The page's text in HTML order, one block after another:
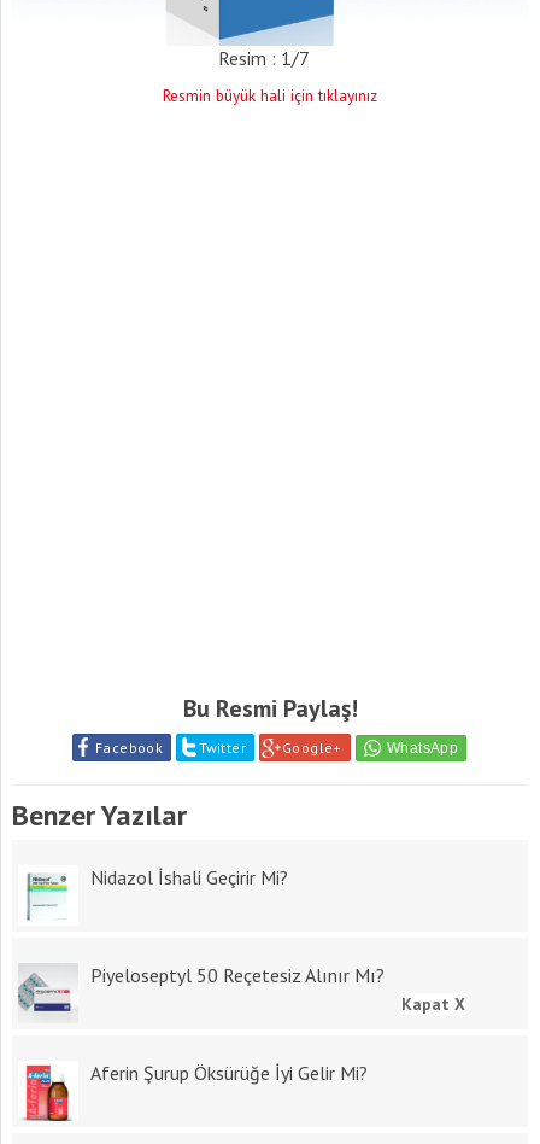
Resim : 1/7
Resmin büyük hali için tıklayınız
Bu Resmi Paylaş!
Facebook Twitter Google+
Benzer Yazılar
Nidazol İshali Geçirir Mi?
Piyeloseptyl 50 Reçetesiz Alınır Mı?
Aferin Şurup Öksürüğe İyi Gelir Mi?
Kapat X